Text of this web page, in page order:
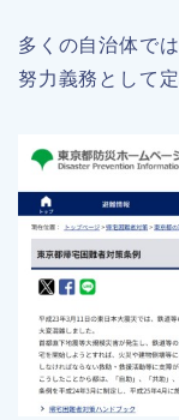
多くの自治体で
努力義務として